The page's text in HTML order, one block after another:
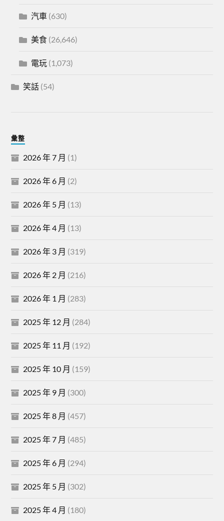
汽車 (630)
美食 (26,646)
電玩 (1,073)
笑話 (54)
彙整
2026 年 7 月 (1)
2026 年 6 月 (2)
2026 年 5 月 (13)
2026 年 4 月 (13)
2026 年 3 月 (319)
2026 年 2 月 (216)
2026 年 1 月 (283)
2025 年 12 月 (284)
2025 年 11 月 (192)
2025 年 10 月 (159)
2025 年 9 月 (300)
2025 年 8 月 (457)
2025 年 7 月 (485)
2025 年 6 月 (294)
2025 年 5 月 (302)
2025 年 4 月 (180)